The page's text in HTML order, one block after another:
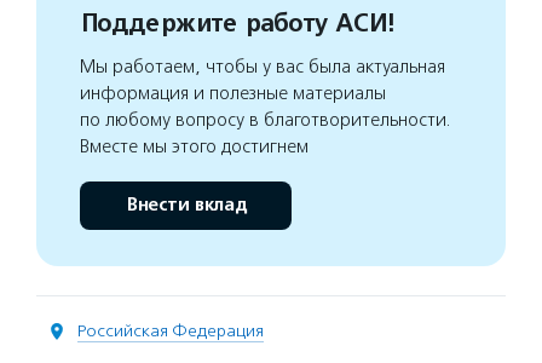
Поддержите работу АСИ!
Мы работаем, чтобы у вас была актуальная
информация и полезные материалы
по любому вопросу в благотворительности.
Вместе мы этого достигнем
Внести вклад
Российская Федерация